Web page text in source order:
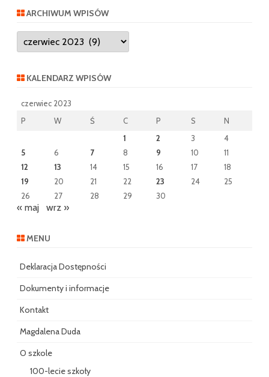
ARCHIWUM WPISÓW
Archiwum
wpisów
KALENDARZ WPISÓW
czerwiec 2023
P
W Ś C P S
N
1
2 3
4
5
6 7 8 9 10
11
12
13 14 15 16 17
18
19
20 21 22 23 24
25
26
27 28 29 30
« maj wrz »
MENU
Deklaracja Dostępności
Dokumenty i informacje
Kontakt
Magdalena Duda
O szkole
100-lecie szkoły